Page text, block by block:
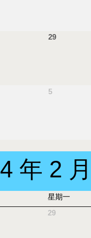
29
5
年 2 月
星期一
29